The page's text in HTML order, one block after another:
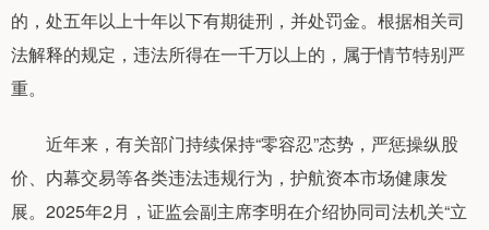
的，处五年以上十年以下有期徒刑，并处罚金。根据相关司
法解释的规定，违法所得在一千万以上的，属于情节特别严
重。
近年来，有关部门持续保持“零容忍”态势，严惩操纵股
价、内幕交易等各类违法违规行为，护航资本市场健康发
展。2025年2月，证监会副主席李明在介绍协同司法机关“立